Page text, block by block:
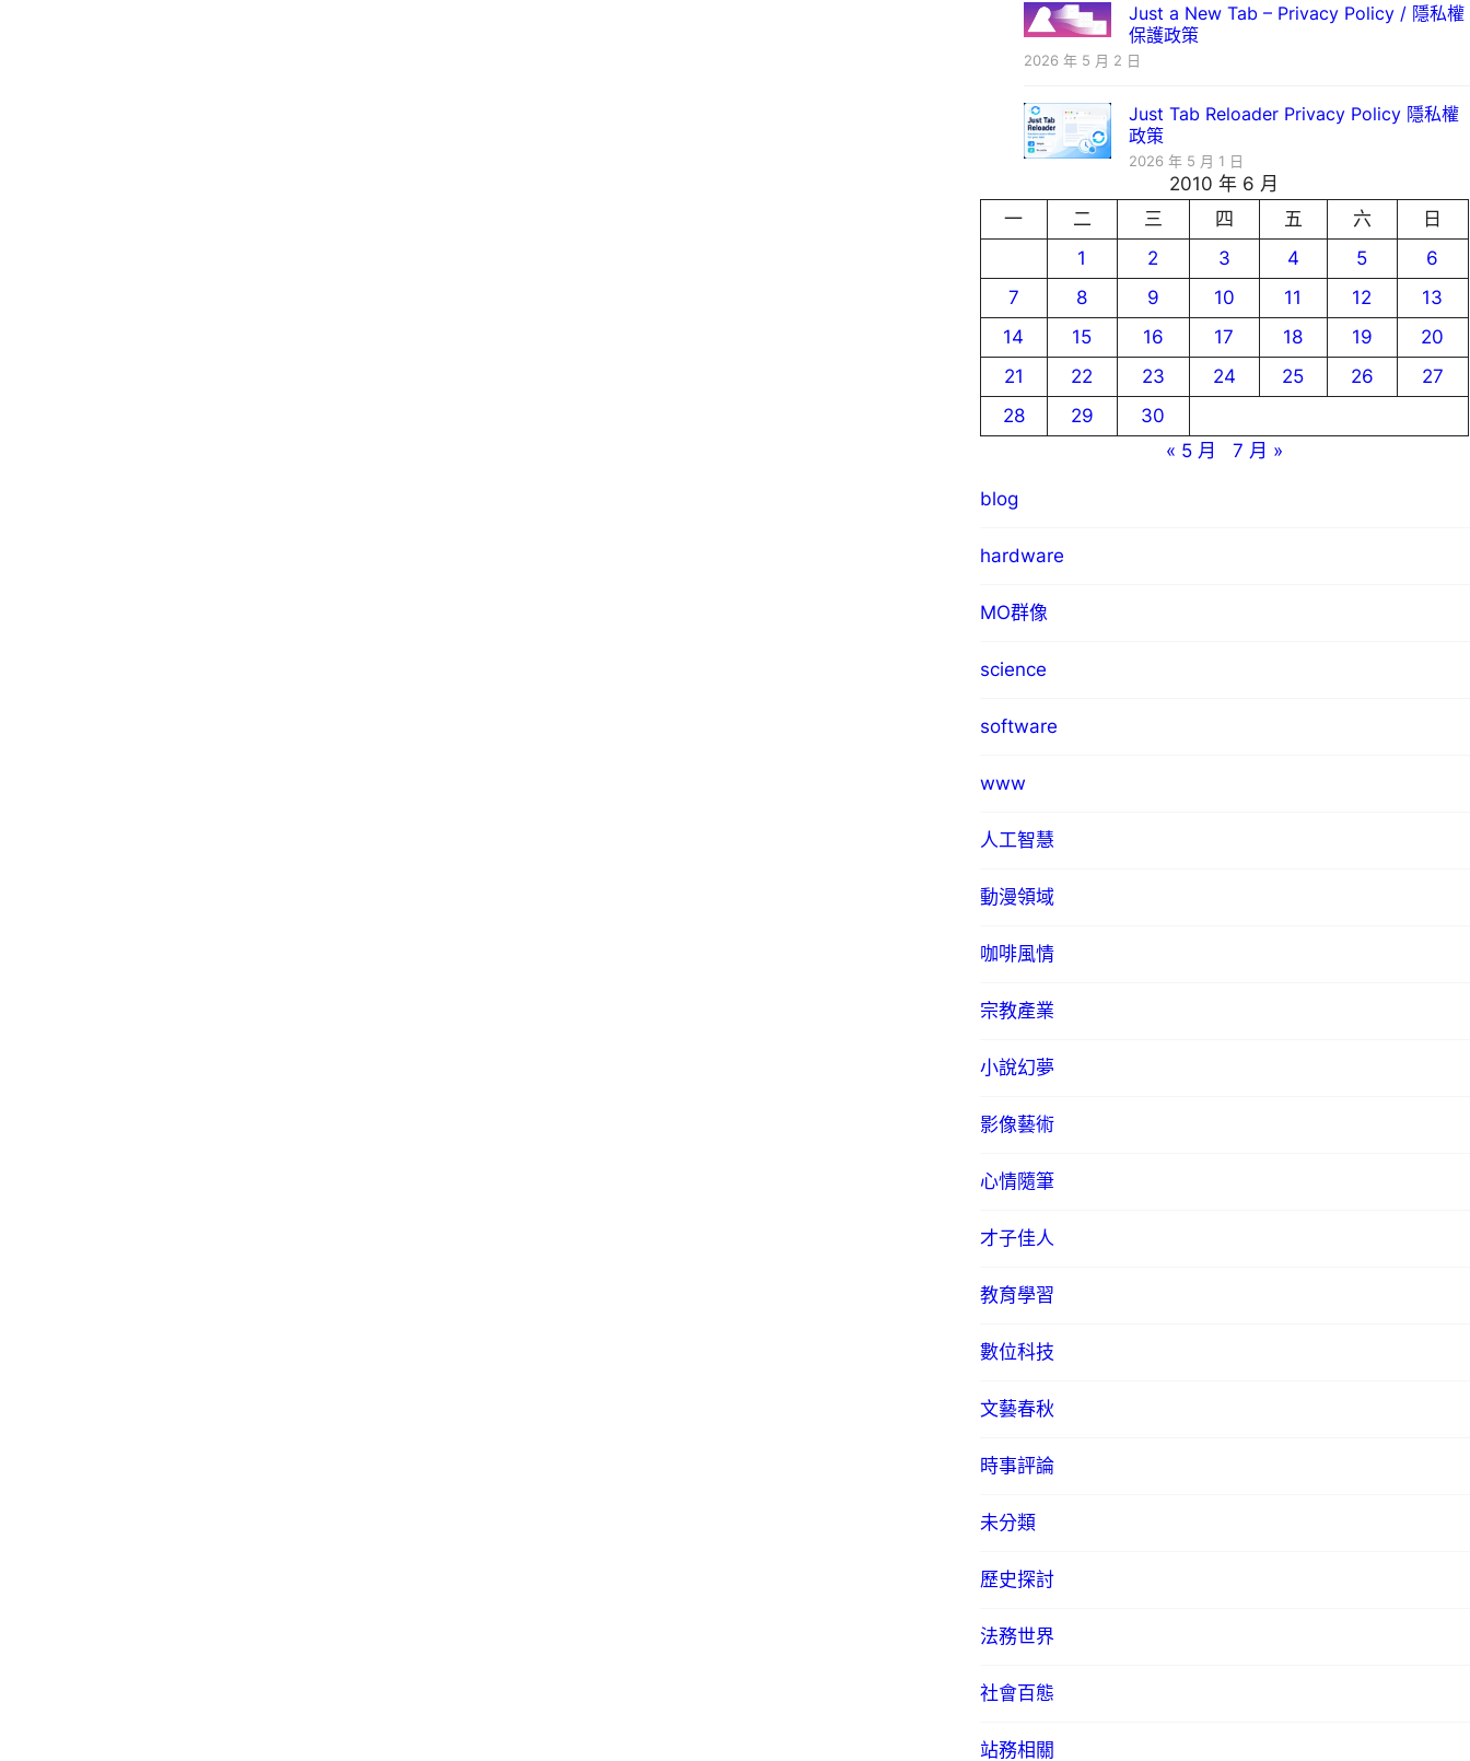
Just a New Tab – Privacy Policy / 隱私權
保護政策
2026 年 5 月 2 日
Just Tab Reloader Privacy Policy 隱私權
政策
2026 年 5 月 1 日
2010 年 6 月
一
二 三 四 五 六
日
1
2 3 4 5
6
7
8 9 10 11 12
13
14
15 16 17 18 19
20
21
22 23 24 25 26
27
28
29
30
« 5 月
7 月 »
blog
hardware
MO群像
science
software
www
人工智慧
動漫領域
咖啡風情
宗教產業
小說幻夢
影像藝術
心情隨筆
才子佳人
教育學習
數位科技
文藝春秋
時事評論
未分類
歷史探討
法務世界
社會百態
站務相關